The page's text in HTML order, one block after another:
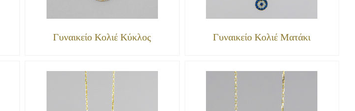
Γυναικείο Κολιέ Κύκλος Γυναικείο Κολιέ Ματάκι